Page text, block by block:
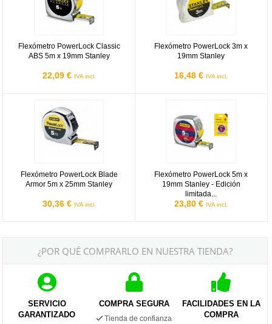
Flexómetro PowerLock Classic
ABS 5m x 19mm Stanley
22,09 € IVA incl.
Flexómetro PowerLock 3m x
19mm Stanley
16,48 € IVA incl.
Flexómetro PowerLock Blade
Armor 5m x 25mm Stanley
30,36 € IVA incl.
Flexómetro PowerLock 5m x
19mm Stanley - Edición
limitada...
23,80 € IVA incl.
¿POR QUÉ COMPRARLO EN NUESTRA TIENDA?
SERVICIO
GARANTIZADO
COMPRA SEGURA
Tienda de confianza
FACILIDADES EN LA
COMPRA